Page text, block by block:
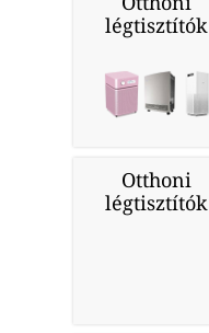
légtisztítók
Otthoni
légtisztítók